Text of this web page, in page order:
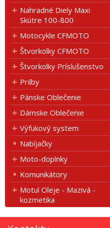
Nahradné Diely Maxi
Skútre 100-800
Motocykle CFMOTO
Štvorkolky CFMOTO
Štvorkolky Príslušenstvo
Prilby
Pánske Oblečenie
Dámske Oblečenie
Výfukový system
Nabíjačky
Moto-doplnky
Komunikátory
Motul Oleje - Mazivá -
kozmetika